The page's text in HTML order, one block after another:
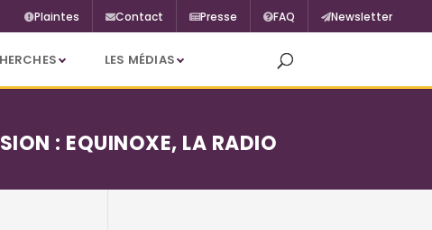
Plaintes Contact Presse FAQ Newsletter
LES MÉDIAS
: EQUINOXE, LA RADIO